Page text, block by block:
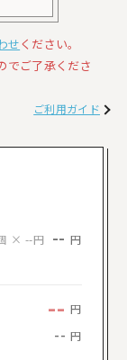
せください。
でご了承くださ
ご利用ガイド
× --円 -- 円
-- 円
-- 円